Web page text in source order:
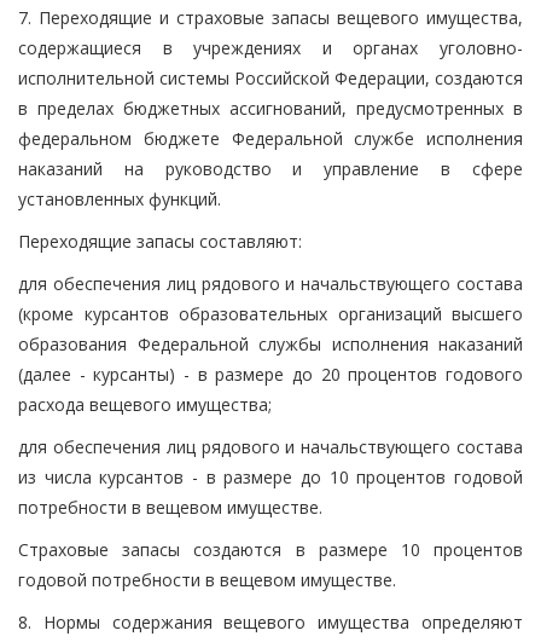
7. Переходящие и страховые запасы вещевого имущества,
содержащиеся в учреждениях и органах уголовно-
исполнительной системы Российской Федерации, создаются
в пределах бюджетных ассигнований, предусмотренных в
федеральном бюджете Федеральной службе исполнения
наказаний на руководство и управление в сфере
установленных функций.
Переходящие запасы составляют:
для обеспечения лиц рядового и начальствующего состава
(кроме курсантов образовательных организаций высшего
образования Федеральной службы исполнения наказаний
(далее - курсанты) - в размере до 20 процентов годового
расхода вещевого имущества;
для обеспечения лиц рядового и начальствующего состава
из числа курсантов - в размере до 10 процентов годовой
потребности в вещевом имуществе.
Страховые запасы создаются в размере 10 процентов
годовой потребности в вещевом имуществе.
8. Нормы содержания вещевого имущества определяют